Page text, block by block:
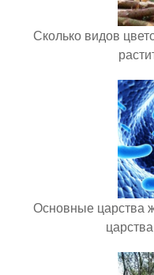
Сколько видов
Основные царства